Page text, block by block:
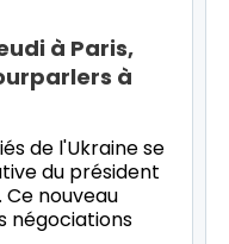
à Paris,
à
de l'Ukraine se
du président
nouveau
négociations